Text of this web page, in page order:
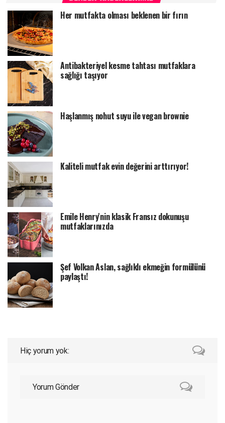
Her mutfakta olması beklenen bir fırın
Antibakteriyel kesme tahtası mutfaklara
sağlığı taşıyor
Haşlanmış nohut suyu ile vegan brownie
Kaliteli mutfak evin değerini arttırıyor!
Emile Henry'nin klasik Fransız dokunuşu
mutfaklarınızda
Şef Volkan Aslan, sağlıklı ekmeğin formülünü
paylaştı!
Hiç yorum yok:
Yorum Gönder